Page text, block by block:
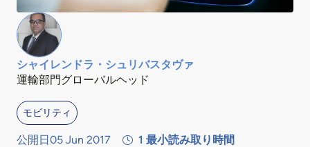
シャイレンドラ・シュリバスタヴァ
運輸部門グローバルヘッド
モビリティ
公開日05 Jun 2017 1 最小読み取り時間